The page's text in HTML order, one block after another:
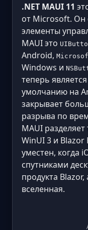
.NET MAUI 11
от Microsoft. Он
элементы
MAUI это
Android,
Windows и
теперь
умолчанию на
закрывает
разрыва по
MAUI разделяет
WinUI 3 и
уместен, когда
спутниками
продукта
вселенная.